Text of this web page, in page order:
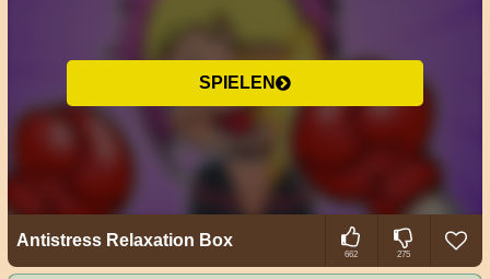
SPIELEN
Antistress Relaxation Box
662 275